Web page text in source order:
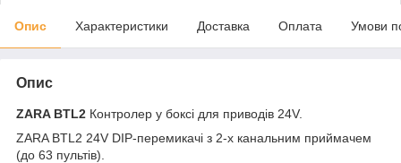
Опис Характеристики Доставка Оплата Умови
Опис
ZARA BTL2 Контролер у боксі для приводів 24V.
ZARA BTL2 24V DIP-перемикачі з 2-х канальним приймачем
(до 63 пультів).